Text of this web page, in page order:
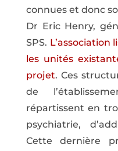
connues et donc
Dr Eric Henry,
SPS. L’association
les unités
projet. Ces
de
répartissent en
psychiatrie,
Cette dernière